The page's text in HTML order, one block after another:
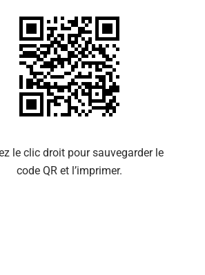
le clic droit pour sauvegarder le
code QR et l’imprimer.